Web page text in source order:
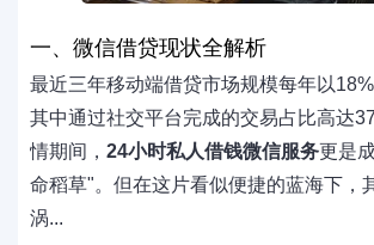
一、微信借贷现状全解析
最近三年移动端借贷市场规模每年以18%
其中通过社交平台完成的交易占比高达
情期间， 24小时私人借钱微信服务更是
命稻草"。但在这片看似便捷的蓝海下，
涡...